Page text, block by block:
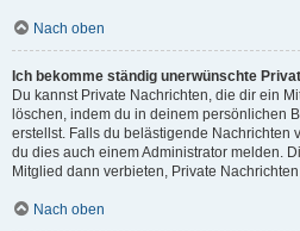
Nach oben
Ich bekomme ständig unerwünschte
Du kannst Private Nachrichten, die dir ein
löschen, indem du in deinem persönlichen
erstellst. Falls du belästigende Nachrichten
du dies auch einem Administrator melden.
Mitglied dann verbieten, Private
Nach oben